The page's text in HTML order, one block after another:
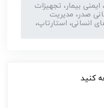
بیمار، تجهیزات
صدر، مدیریت
انسانی، استارتاپ،
کنید